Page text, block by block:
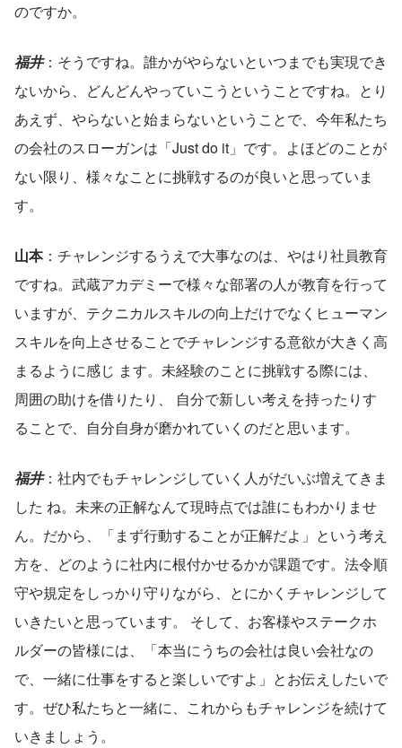
のですか。
福井：そうですね。誰かがやらないといつまでも実現でき
ないから、どんどんやっていこうということですね。とり
あえず、やらないと始まらないということで、今年私たち
の会社のスローガンは「Just do it」です。よほどのことが
ない限り、様々なことに挑戦するのが良いと思っていま
す。
山本：チャレンジするうえで大事なのは、やはり社員教育
ですね。武蔵アカデミーで様々な部署の人が教育を行って
いますが、テクニカルスキルの向上だけでなくヒューマン
スキルを向上させることでチャレンジする意欲が大きく高
まるように感じ ます。未経験のことに挑戦する際には、
周囲の助けを借りたり、 自分で新しい考えを持ったりす
ることで、自分自身が磨かれていくのだと思います。
福井：社内でもチャレンジしていく人がだいぶ増えてきま
した ね。未来の正解なんて現時点では誰にもわかりませ
ん。だから、「まず行動することが正解だよ」という考え
方を、どのように社内に根付かせるかが課題です。法令順
守や規定をしっかり守りながら、とにかくチャレンジして
いきたいと思っています。 そして、お客様やステークホ
ルダーの皆様には、「本当にうちの会社は良い会社なの
で、一緒に仕事をすると楽しいですよ」とお伝えしたいで
す。ぜひ私たちと一緒に、これからもチャレンジを続けて
いきましょう。